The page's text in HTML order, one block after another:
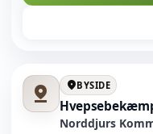
pin_drop location_onBYSIDE
Norddjurs